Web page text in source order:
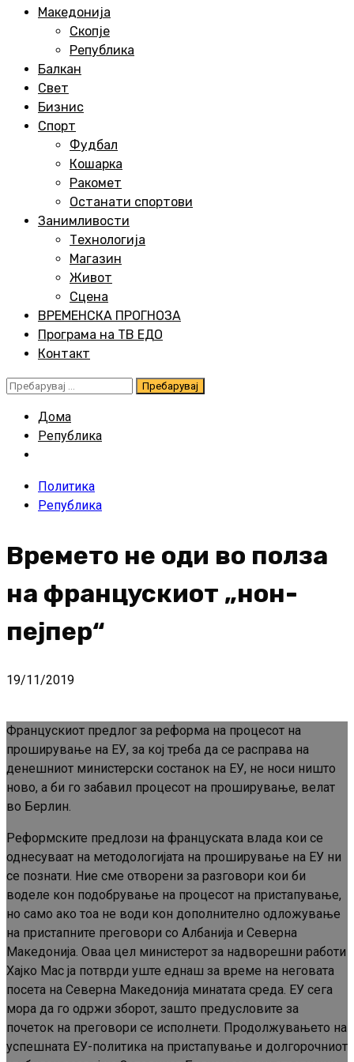
Македонија
Скопје
Република
Балкан
Свет
Бизнис
Спорт
Фудбал
Кошарка
Ракомет
Останати спортови
Занимливости
Технологија
Магазин
Живот
Сцена
ВРЕМЕНСКА ПРОГНОЗА
Програма на ТВ ЕДО
Контакт
Пребарувај
Дома
Република
Политика
Република
Времето не оди во полза
на францускиот „нон-
пејпер“
19/11/2019
Францускиот предлог за реформа на процесот на
проширување на ЕУ, за кој треба да се расправа на
денешниот министерски состанок на ЕУ, не носи ништо
ново, а би го забавил процесот на проширување, велат
во Берлин.
Реформските предлози на француската влада кои се
однесуваат на методологијата на проширување на ЕУ ни
се познати. Ние сме отворени за разговори кои би
воделе кон подобрување на процесот на пристапување,
но само ако тоа не води кон дополнително одложување
на пристапните преговори со Албанија и Северна
Македонија. Оваа цел министерот за надворешни работи
Хајко Мас ја потврди уште еднаш за време на неговата
посета на Северна Македонија минатата среда. ЕУ сега
мора да го одржи зборот, зашто предусловите за
почеток на преговори се исполнети. Продолжувањето на
успешната ЕУ-политика на пристапување и долгорочниот